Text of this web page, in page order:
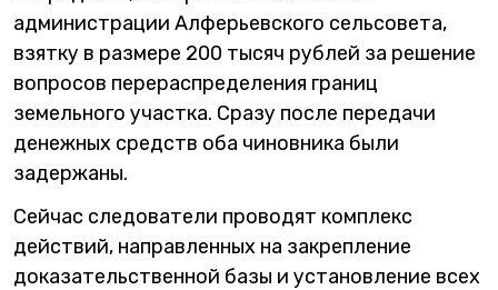
администрации Алферьевского сельсовета,
взятку в размере 200 тысяч рублей за решение
вопросов перераспределения границ
земельного участка. Сразу после передачи
денежных средств оба чиновника были
задержаны.
Сейчас следователи проводят комплекс
действий, направленных на закрепление
доказательственной базы и установление всех